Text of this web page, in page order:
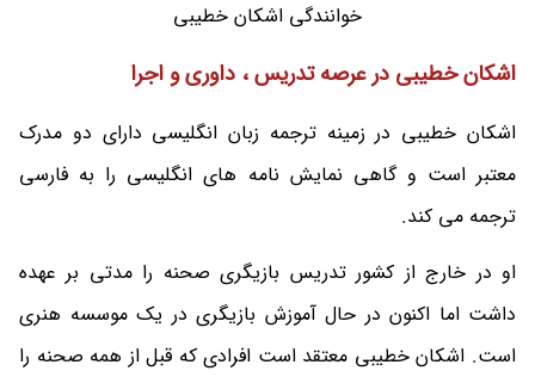
خوانندگی اشکان خطیبی
اشکان خطیبی در عرصه تدریس ، داوری و اجرا
اشکان خطیبی در زمینه ترجمه زبان انگلیسی دارای دو مدرک
معتبر است و گاهی نمایش نامه های انگلیسی را به فارسی
ترجمه می کند.
او در خارج از کشور تدریس بازیگری صحنه را مدتی بر عهده
داشت اما اکنون در حال آموزش بازیگری در یک موسسه هنری
است. اشکان خطیبی معتقد است افرادی که قبل از همه صحنه را